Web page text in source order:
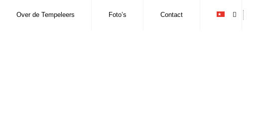
Over de Tempeleers Foto’s Contact